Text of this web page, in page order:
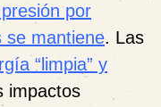
por
se mantiene. Las
“limpia” y
impactos